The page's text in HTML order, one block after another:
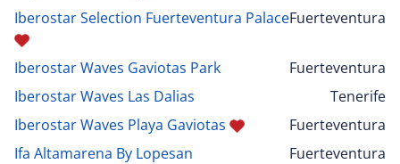
Iberostar Selection Fuerteventura PalaceFuerteventura
Iberostar Waves Gaviotas Park
Fuerteventura
Iberostar Waves Las Dalias
Tenerife
Iberostar Waves Playa Gaviotas
Fuerteventura
Ifa Altamarena By Lopesan
Fuerteventura